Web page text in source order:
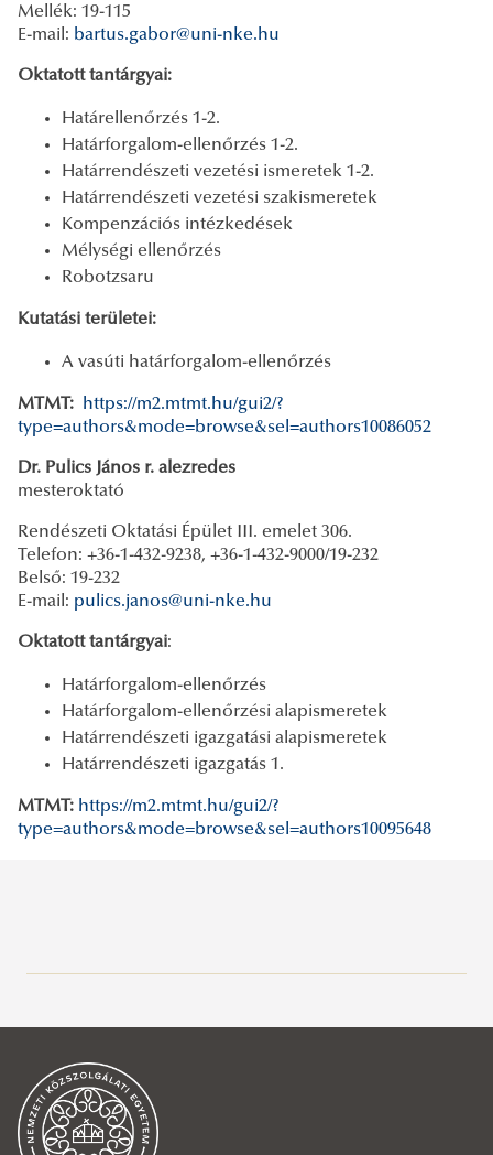
Rólunk
Oktatóink
Tantárgyi programok
Aktuális tantárgyi programok
Kedvezményes tanulmányi rend feltételek
Büntető-eljárásjogi Tanszék
Rólunk
Oktatóink
Tantárgyi programok
Büntetőjogi Tanszék
Rólunk
Oktatóink
Bűnügyi és Gazdaságvédelmi Tanszék
Rólunk
Határrendészeti Tanszék
Mellék: 19-115
E-mail: bartus.gabor@uni-nke.hu
Oktatott tantárgyai:
Határellenőrzés 1-2.
Határforgalom-ellenőrzés 1-2.
Határrendészeti vezetési ismeretek 1-2.
Határrendészeti vezetési szakismeretek
Kompenzációs intézkedések
Mélységi ellenőrzés
Robotzsaru
Kutatási területei:
A vasúti határforgalom-ellenőrzés
MTMT:
https://m2.mtmt.hu/gui2/?
type=authors&mode=browse&sel=authors10086052
Dr. Pulics János r. alezredes
mesteroktató
Rendészeti Oktatási Épület III. emelet 306.
Telefon: +36-1-432-9238, +36-1-432-9000/19-232
Belső: 19-232
E-mail: pulics.janos@uni-nke.hu
Oktatott tantárgyai:
Határforgalom-ellenőrzés
Határforgalom-ellenőrzési alapismeretek
Határrendészeti igazgatási alapismeretek
Határrendészeti igazgatás 1.
MTMT: https://m2.mtmt.hu/gui2/?
type=authors&mode=browse&sel=authors10095648